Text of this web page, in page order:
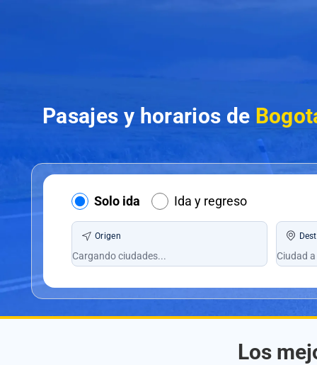
Pasajes y horarios de
Solo ida Ida y regreso
Origen
Los